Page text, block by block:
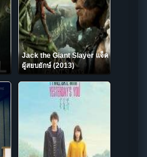
Jack the Giant Slayer แจ็ค
ผู้สยบยักษ์ (2013)